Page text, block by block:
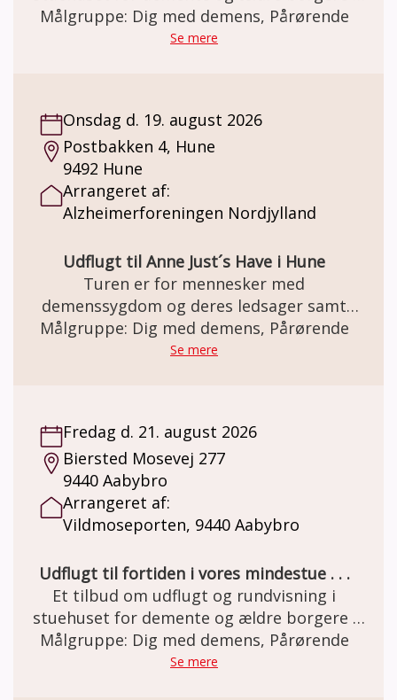
Den gamle staldgård er totalrenoveret og
indrettet som besøgs- og oplevelsescenter.
MELSEN Fonden.
Målgruppe: Dig med demens, Pårørende
Se mere
Onsdag d. 19. august 2026
Postbakken 4, Hune
9492 Hune
Arrangeret af:
Alzheimerforeningen Nordjylland
Udflugt til Anne Just´s Have i Hune
Turen er for mennesker med
demenssygdom og deres ledsager samt
tidligere pårørende. Der kan købes Kaffe og
Målgruppe: Dig med demens, Pårørende
Se mere
Fredag d. 21. august 2026
Biersted Mosevej 277
9440 Aabybro
Arrangeret af:
Vildmoseporten, 9440 Aabybro
Udflugt til fortiden i vores mindestue . . .
Et tilbud om udflugt og rundvisning i
stuehuset for demente og ældre borgere .
Den gamle staldgård er totalrenoveret og
indrettet som besøgs- og oplevelsescenter.
Målgruppe: Dig med demens, Pårørende
Se mere